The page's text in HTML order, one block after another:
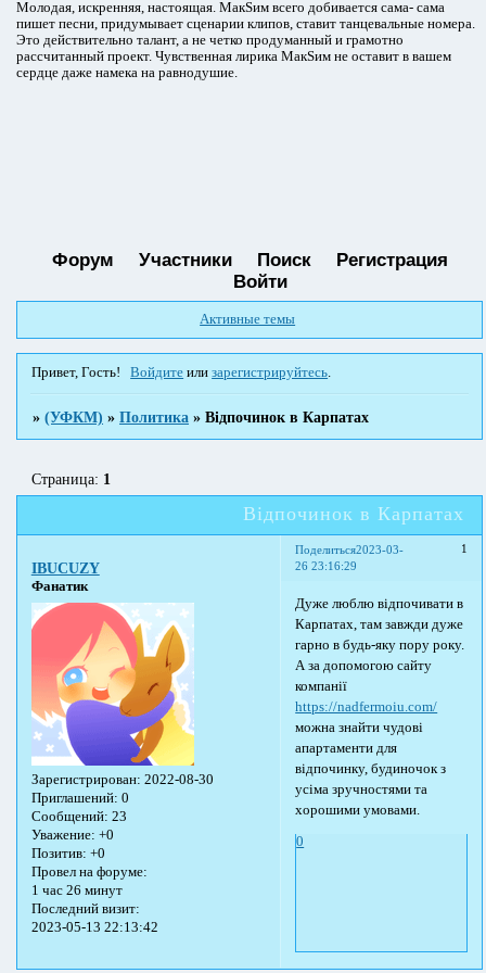
Молодая, искренняя, настоящая. МакSим всего добивается сама- сама
пишет песни, придумывает сценарии клипов, ставит танцевальные номера.
Это действительно талант, а не четко продуманный и грамотно
рассчитанный проект. Чувственная лирика МакSим не оставит в вашем
сердце даже намека на равнодушие.
Форум Участники Поиск
Регистрация
Войти
Активные темы
Привет, Гость! Войдите илизарегистрируйтесь
»(УФКМ) »Политика »Відпочинок в Карпатах
Відпочинок в Карпатах
Страница: 1
Поделиться 1
2023-03-
26 23:16:29
IBUCUZY
Фанатик
Зарегистрирован: 2022-08-30
Приглашений: 0
Сообщений: 23
Уважение: +0
Позитив: +0
Провел на форуме:
1 час 26 минут
Последний визит:
2023-05-13 22:13:42
Дуже люблю відпочивати в
Карпатах, там завжди дуже
гарно в будь-яку пору року.
А за допомогою сайту
компанії
https://nadfermoiu.com/
можна знайти чудові
апартаменти для
відпочинку, будиночок з
усіма зручностями та
хорошими умовами.
0